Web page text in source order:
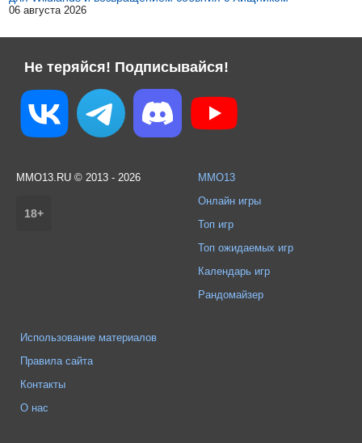
06 августа 2026
Не теряйся! Подписывайся!
MMO13.RU © 2013 - 2026
18+
MMO13
Онлайн игры
Топ игр
Топ ожидаемых игр
Календарь игр
Рандомайзер
Использование материалов
Правила сайта
Контакты
О нас